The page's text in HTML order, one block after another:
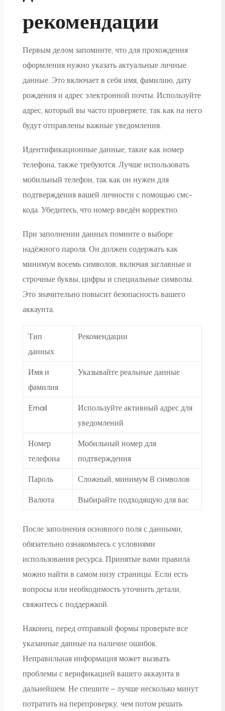
рекомендации
Первым делом запомните, что для прохождения
оформления нужно указать актуальные личные
данные. Это включает в себя имя, фамилию, дату
рождения и адрес электронной почты. Используйте
адрес, который вы часто проверяете, так как на него
будут отправлены важные уведомления.
Идентификационные данные, такие как номер
телефона, также требуются. Лучше использовать
мобильный телефон, так как он нужен для
подтверждения вашей личности с помощью смс-
кода. Убедитесь, что номер введён корректно.
При заполнении данных помните о выборе
надёжного пароля. Он должен содержать как
минимум восемь символов, включая заглавные и
строчные буквы, цифры и специальные символы.
Это значительно повысит безопасность вашего
аккаунта.
Тип
данных
Рекомендации
Имя и
фамилия
Указывайте реальные данные
Email
Используйте активный адрес для
уведомлений
Номер
телефона
Мобильный номер для
подтверждения
Пароль Сложный, минимум 8 символов
Валюта Выбирайте подходящую для вас
После заполнения основного поля с данными,
обязательно ознакомьтесь с условиями
использования ресурса. Принятые вами правила
можно найти в самом низу страницы. Если есть
вопросы или необходимость уточнить детали,
свяжитесь с поддержкой.
Наконец, перед отправкой формы проверьте все
указанные данные на наличие ошибок.
Неправильная информация может вызвать
проблемы с верификацией вашего аккаунта в
дальнейшем. Не спешите – лучше несколько минут
потратить на перепроверку, чем потом решать